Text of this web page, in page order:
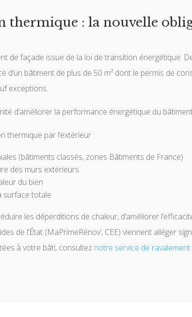
thermique : la nouvelle
de façade issue de la loi de transition énergétique.
d’un bâtiment de plus de 50 m² dont le permis de
exceptions.
d’améliorer la performance énergétique du
thermique par l’extérieur :
(bâtiments classés, zones Bâtiments de France)
des murs extérieurs
du bien
surface totale
les déperditions de chaleur, d’améliorer
de l’État (MaPrimeRénov’, CEE) viennent alléger
à votre bâti, consultez notre service de